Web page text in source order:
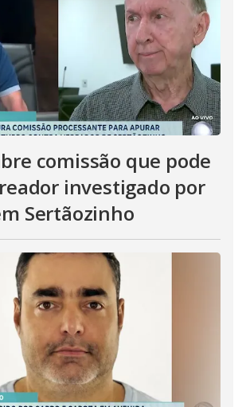
comissão que pode
investigado por
Sertãozinho